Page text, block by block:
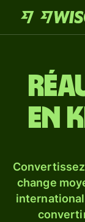
en
Convertissez
change